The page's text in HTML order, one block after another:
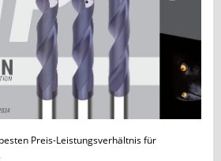
Preis-Leistungsverhältnis für